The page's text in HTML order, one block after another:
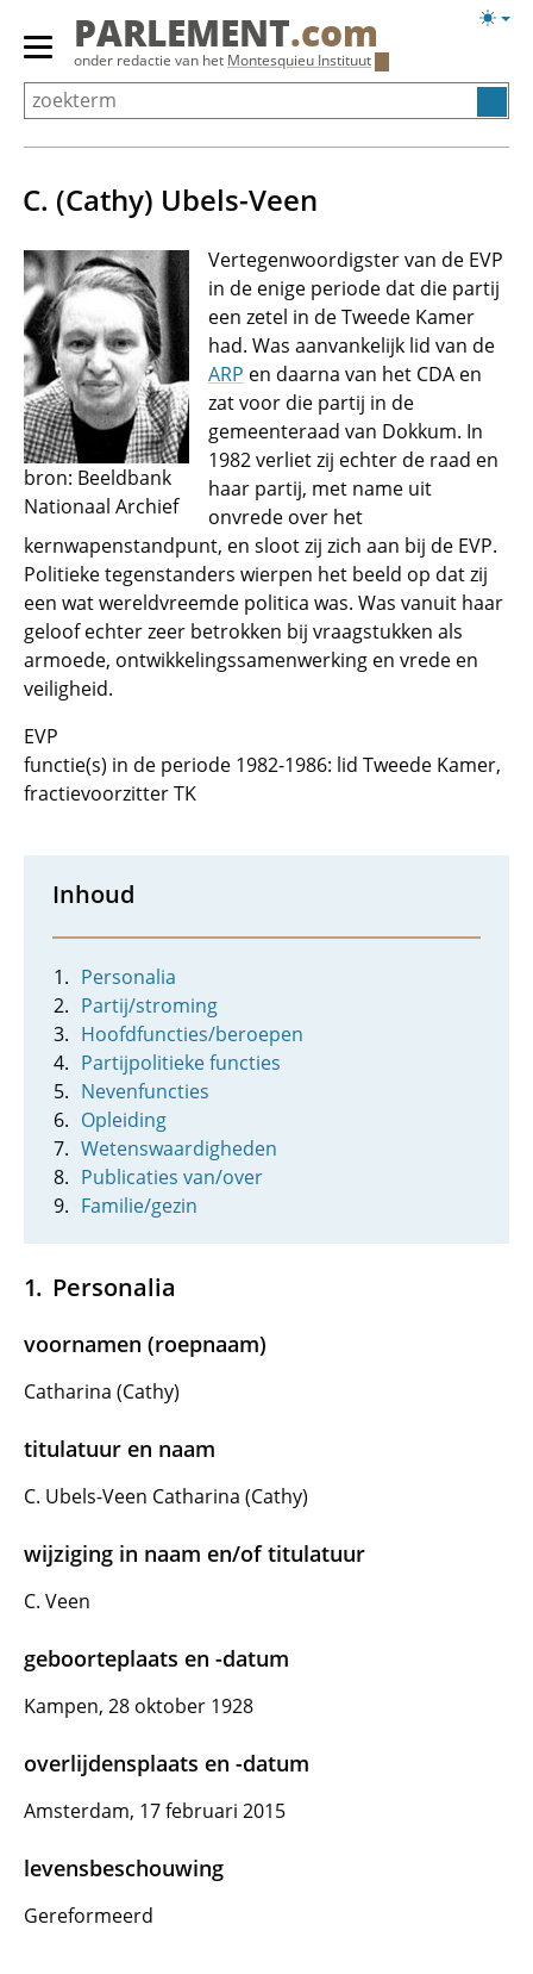
Overslaan
Primair
menu
tonen/verbergen
PARLEMENT.com
onder redactie van het Montesquieu Instituut
C. (Cathy) Ubels-Veen
bron: Beeldbank
Nationaal Archief
Vertegenwoordigster van de EVP
in de enige periode dat die partij
een zetel in de Tweede Kamer
had. Was aanvankelijk lid van de
ARP en daarna van het CDA en
zat voor die partij in de
gemeenteraad van Dokkum. In
1982 verliet zij echter de raad en
haar partij, met name uit
onvrede over het
kernwapenstandpunt, en sloot zij zich aan bij de EVP.
Politieke tegenstanders wierpen het beeld op dat zij
een wat wereldvreemde politica was. Was vanuit haar
geloof echter zeer betrokken bij vraagstukken als
armoede, ontwikkelingssamenwerking en vrede en
veiligheid.
EVP
functie(s) in de periode 1982-1986: lid Tweede Kamer,
fractievoorzitter TK
Inhoud
Personalia
Partij/stroming
Hoofdfuncties/beroepen
Partijpolitieke functies
Nevenfuncties
Opleiding
Wetenswaardigheden
Publicaties van/over
Familie/gezin
Personalia
voornamen (roepnaam)
Catharina (Cathy)
titulatuur en naam
C. Ubels-Veen Catharina (Cathy)
wijziging in naam en/of titulatuur
C. Veen
geboorteplaats en -datum
Kampen, 28 oktober 1928
overlijdensplaats en -datum
Amsterdam, 17 februari 2015
levensbeschouwing
Gereformeerd